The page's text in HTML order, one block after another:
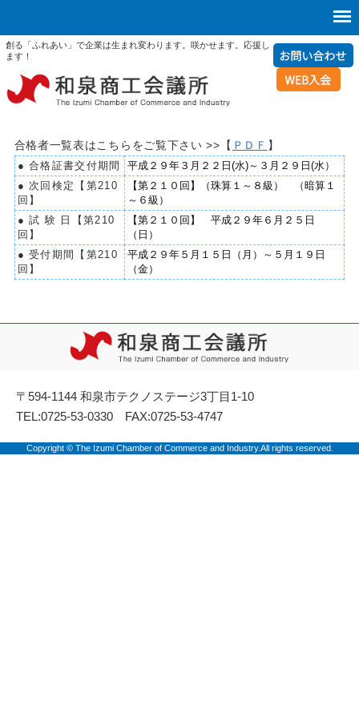
創る「ふれあい」で企業は生まれ変わります。咲かせます。応援し
ます！
合格者一覧表はこちらをご覧下さい >>【 ＰＤＦ 】
● 合格証書交付期間
平成２９年３月２２日(水)～３月２９日(水）
● 次回検定【第210
回】
【第２１０回】（珠算１～８級） （暗算１
～６級）
● 試 験 日【第210
回】
【第２１０回】 平成２９年６月２５日
（日）
● 受付期間【第210
回】
平成２９年５月１５日（月）～５月１９日
（金）
〒594-1144 和泉市テクノステージ3丁目1-10
TEL:0725-53-0330 FAX:0725-53-4747
Copyright © The Izumi Chamber of Commerce and Industry.All rights reserved.